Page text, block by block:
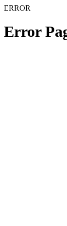
ERROR
Error